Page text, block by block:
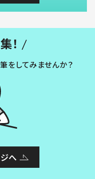
！
をしてみませんか？
へ